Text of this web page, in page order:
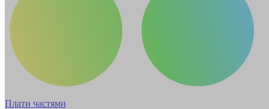
Плати частями